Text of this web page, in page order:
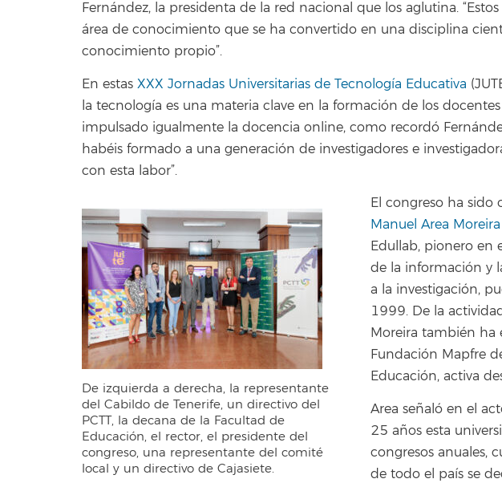
Fernández, la presidenta de la red nacional que los aglutina.
área de conocimiento que se ha convertido en una disciplina
conocimiento propio”.
En estas XXX Jornadas Universitarias de Tecnología Educativa
la tecnología es una materia clave en la formación de los
impulsado igualmente la docencia online, como recordó
habéis formado a una generación de investigadores e
con esta labor”.
De izquierda a derecha, la representante
del Cabildo de Tenerife, un directivo del
PCTT, la decana de la Facultad de
Educación, el rector, el presidente del
congreso, una representante del comité
local y un directivo de Cajasiete.
El congreso ha sido
Manuel Area Moreira
Edullab, pionero en
de la información y
a la investigación,
1999. De la
Moreira también ha
Fundación Mapfre
Educación, activa
Area señaló en el
25 años esta
congresos anuales,
de todo el país se